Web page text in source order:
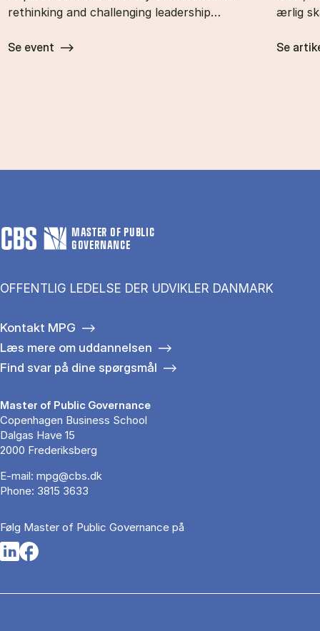
rethinking and challenging leadership…
Se event
ærlig
Se
MASTER OF PUBLIC
GOVERNANCE
OFFENTLIG LEDELSE DER UDVIKLER DANMARK
Kontakt MPG
Læs mere om uddannelsen
Find svar på dine spørgsmål
Master of Public Governance
Copenhagen Business School
Dalgas Have 15
2000 Frederiksberg
E-mail: mpg@cbs.dk
Phone: 3815 3633
Følg Master of Public Governance på
Opens in a new tab
Opens in a new tab